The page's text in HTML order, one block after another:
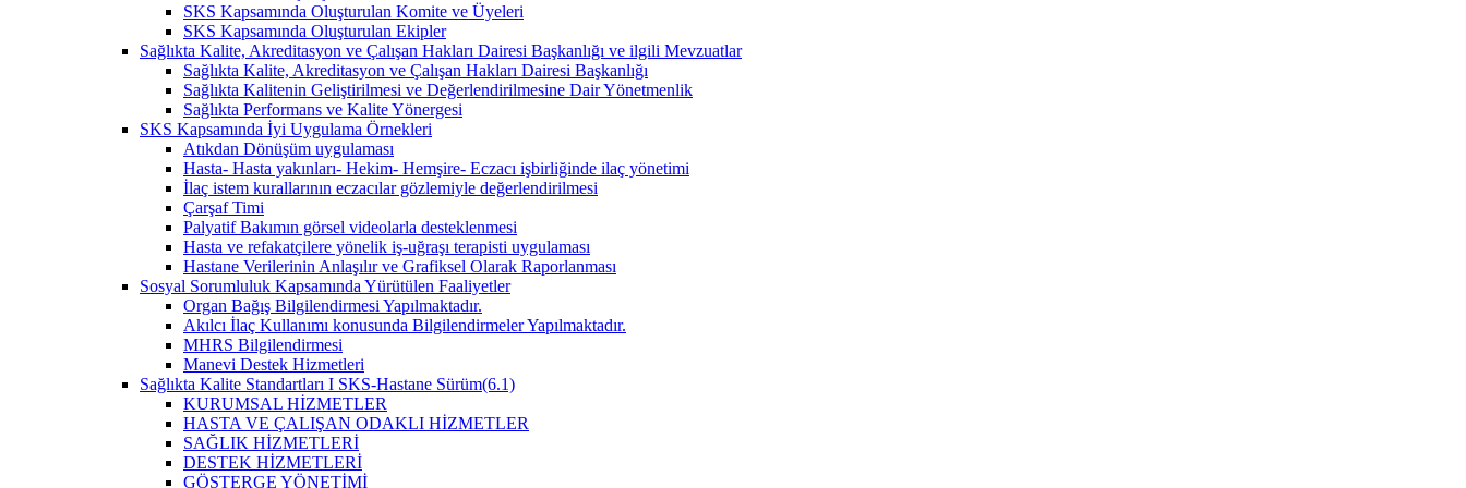
SKS Kapsamında Oluşturulan Komite ve Üyeleri
SKS Kapsamında Oluşturulan Ekipler
Sağlıkta Kalite, Akreditasyon ve Çalışan Hakları Dairesi Başkanlığı ve ilgili Mevzuatlar
Sağlıkta Kalite, Akreditasyon ve Çalışan Hakları Dairesi Başkanlığı
Sağlıkta Kalitenin Geliştirilmesi ve Değerlendirilmesine Dair Yönetmenlik
Sağlıkta Performans ve Kalite Yönergesi
SKS Kapsamında İyi Uygulama Örnekleri
Atıkdan Dönüşüm uygulaması
Hasta- Hasta yakınları- Hekim- Hemşire- Eczacı işbirliğinde ilaç yönetimi
İlaç istem kurallarının eczacılar gözlemiyle değerlendirilmesi
Çarşaf Timi
Palyatif Bakımın görsel videolarla desteklenmesi
Hasta ve refakatçilere yönelik iş-uğraşı terapisti uygulaması
Hastane Verilerinin Anlaşılır ve Grafiksel Olarak Raporlanması
Sosyal Sorumluluk Kapsamında Yürütülen Faaliyetler
Organ Bağış Bilgilendirmesi Yapılmaktadır.
Akılcı İlaç Kullanımı konusunda Bilgilendirmeler Yapılmaktadır.
MHRS Bilgilendirmesi
Manevi Destek Hizmetleri
Sağlıkta Kalite Standartları I SKS-Hastane Sürüm(6.1)
KURUMSAL HİZMETLER
HASTA VE ÇALIŞAN ODAKLI HİZMETLER
SAĞLIK HİZMETLERİ
DESTEK HİZMETLERİ
GÖSTERGE YÖNETİMİ